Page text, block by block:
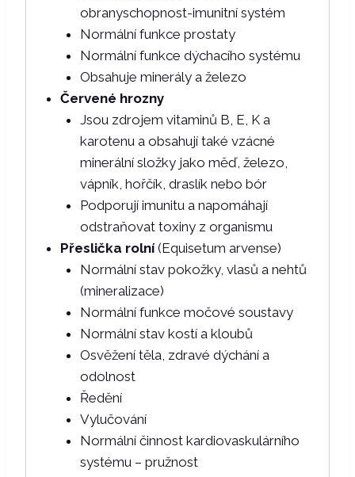
obranyschopnost-imunitní systém
Normální funkce prostaty
Normální funkce dýchacího systému
Obsahuje minerály a železo
Červené hrozny
Jsou zdrojem vitaminů B, E, K a
karotenu a obsahují také vzácné
minerální složky jako měď, železo,
vápník, hořčík, draslík nebo bór
Podporují imunitu a napomáhají
odstraňovat toxiny z organismu
Přeslička rolní(Equisetum arvense)
Normální stav pokožky, vlasů a nehtů
(mineralizace)
Normální funkce močové soustavy
Normální stav kostí a kloubů
Osvěžení těla, zdravé dýchání a
odolnost
Ředění
Vylučování
Normální činnost kardiovaskulárního
systému – pružnost